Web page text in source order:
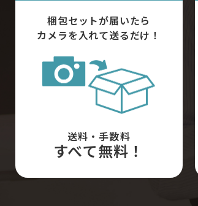
梱包セットが届いたら
カメラを入れて送るだけ！
送料・手数料
すべて無料！